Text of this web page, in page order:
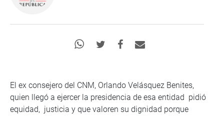
El ex consejero del CNM, Orlando Velásquez Benites,
quien llegó a ejercer la presidencia de esa entidad pidió
equidad, justicia y que valoren su dignidad porque